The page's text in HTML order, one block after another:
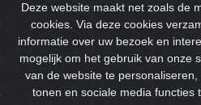
Deze website maakt net zoals de
cookies. Via deze cookies
informatie over uw bezoek en
mogelijk om het gebruik van onze
van de website te
tonen en sociale media functies